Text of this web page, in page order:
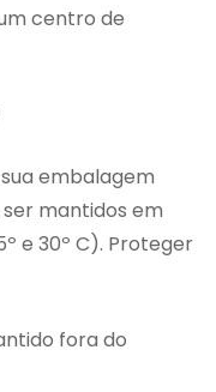
centro de
embalagem
mantidos em
e 30º C). Proteger
fora do